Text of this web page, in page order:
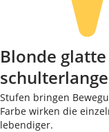
Blonde
Stufen bringen
Farbe wirken die
lebendiger.